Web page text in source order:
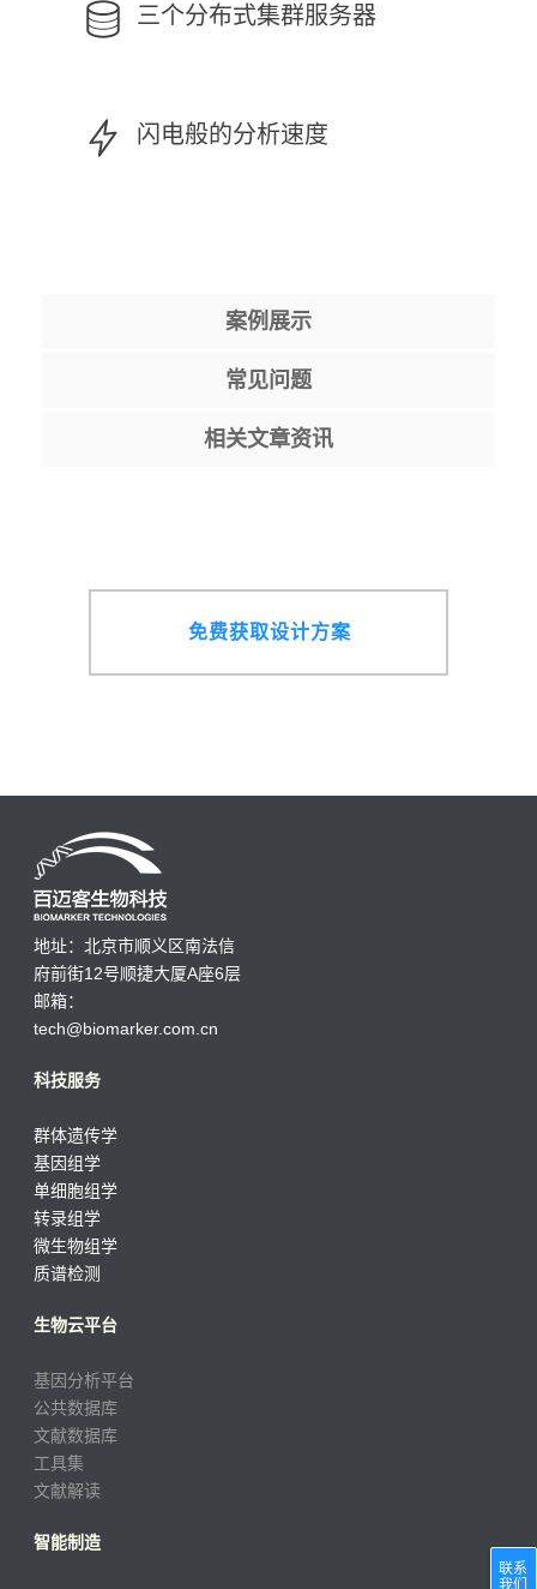
三个分布式集群服务器
闪电般的分析速度
案例展示
常见问题
相关文章资讯
免费获取设计方案
地址：北京市顺义区南法信
府前街12号顺捷大厦A座6层
邮箱：
tech@biomarker.com.cn
科技服务
群体遗传学
基因组学
单细胞组学
转录组学
微生物组学
质谱检测
生物云平台
基因分析平台
公共数据库
文献数据库
工具集
文献解读
智能制造
联系
我们